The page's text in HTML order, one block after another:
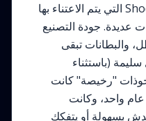
كاستثمار طويل الأمد. خوذة Shoei التي يتم الاعتناء بها
عديدة. جودة التصنيع
والبطانات تبقى
(باستثناء
"رخيصة" كانت
عام واحد، وكانت
بسهولة أو يتفكك